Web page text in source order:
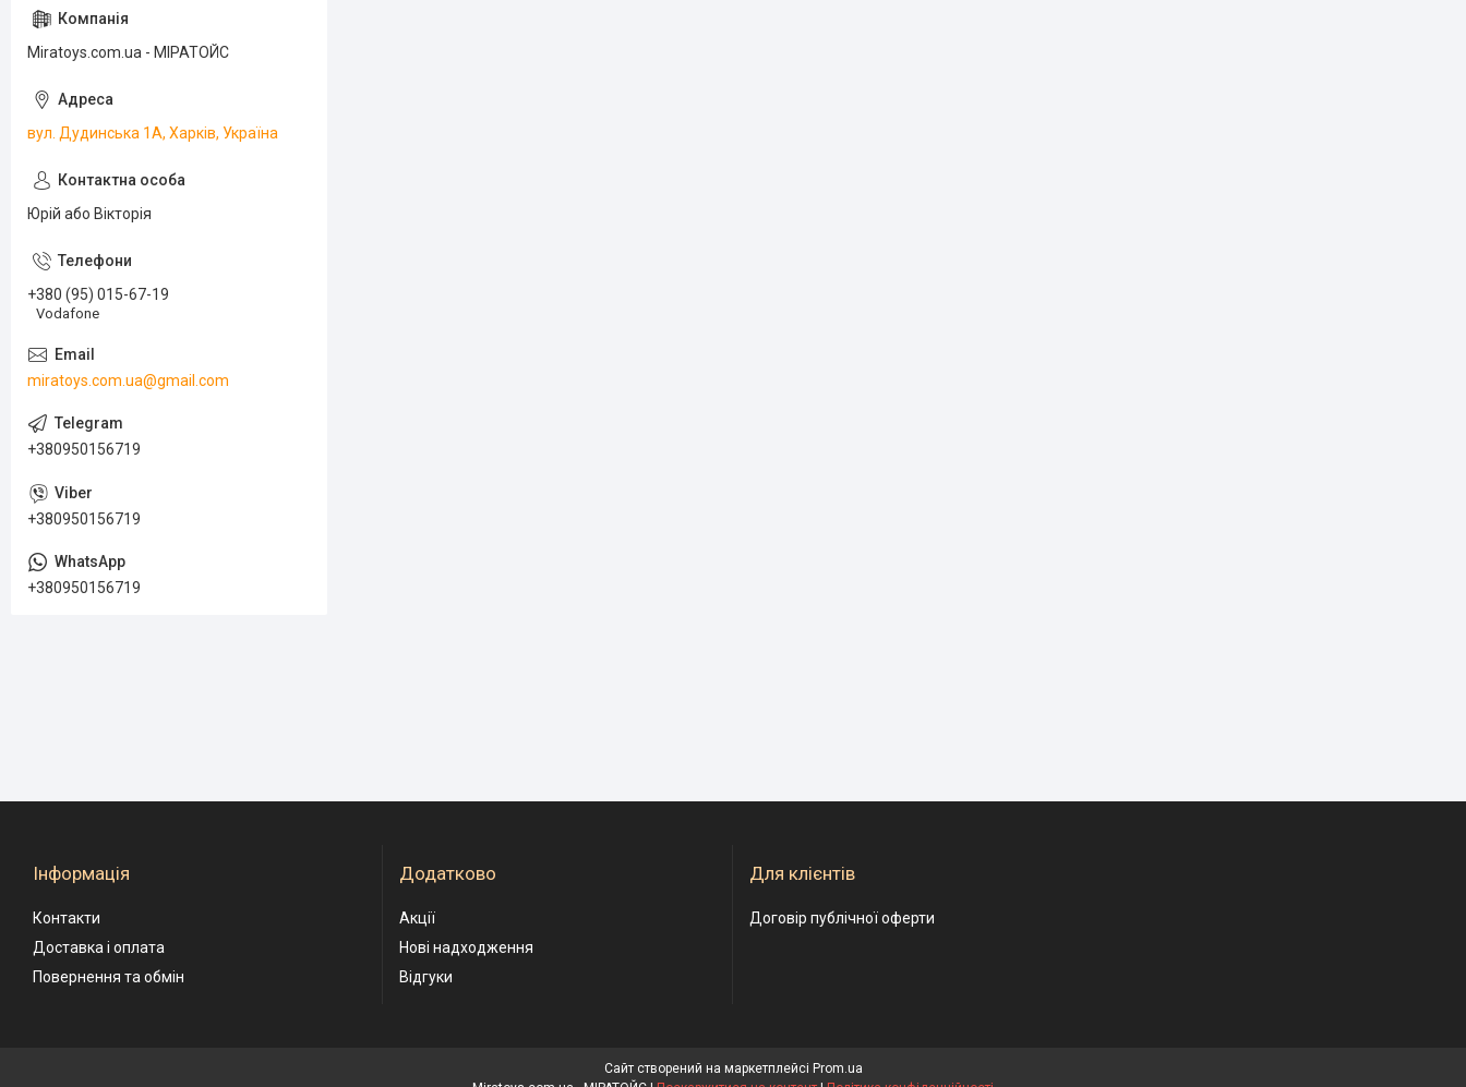
Miratoys.com.ua - МІРАТОЙС
вул. Дудинська 1А, Харків, Україна
Юрій або Вікторія
+380 (95) 015-67-19
Vodafone
miratoys.com.ua@gmail.com
+380950156719
+380950156719
+380950156719
Інформація
Контакти
Доставка і оплата
Повернення та обмін
Додатково
Акції
Нові надходження
Відгуки
Для клієнтів
Договір публічної оферти
Сайт створений на маркетплейсі Prom.ua